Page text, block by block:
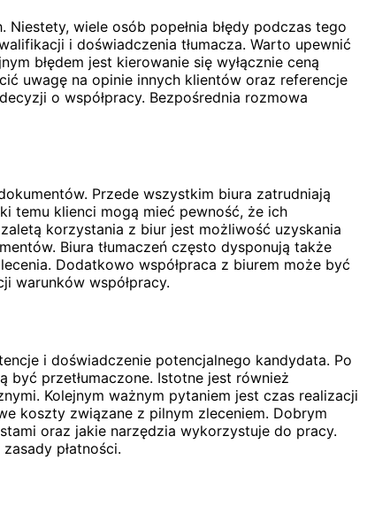
wiele osób popełnia błędy podczas tego
i doświadczenia tłumacza. Warto upewnić
błędem jest kierowanie się wyłącznie ceną
uwagę na opinie innych klientów oraz referencje
o współpracy. Bezpośrednia rozmowa
Przede wszystkim biura zatrudniają
temu klienci mogą mieć pewność, że ich
korzystania z biur jest możliwość uzyskania
Biura tłumaczeń często dysponują także
Dodatkowo współpraca z biurem może być
warunków współpracy.
i doświadczenie potencjalnego kandydata. Po
przetłumaczone. Istotne jest również
Kolejnym ważnym pytaniem jest czas realizacji
koszty związane z pilnym zleceniem. Dobrym
oraz jakie narzędzia wykorzystuje do pracy.
płatności.